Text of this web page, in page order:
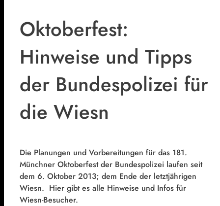
Oktoberfest:
Hinweise und Tipps
der Bundespolizei für
die Wiesn
Die Planungen und Vorbereitungen für das 181.
Münchner Oktoberfest der Bundespolizei laufen seit
dem 6. Oktober 2013; dem Ende der letztjährigen
Wiesn. Hier gibt es alle Hinweise und Infos für
Wiesn-Besucher.